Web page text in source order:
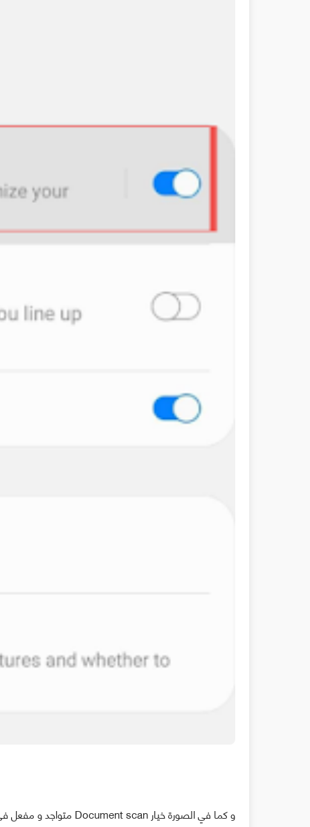
و كما في الصورة خيار Document scan متواجد و مفعل في إعدادات الصور الخاص بالهاتف .